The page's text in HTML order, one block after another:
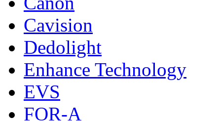
Cavision
Dedolight
Enhance Technology
EVS
FOR-A